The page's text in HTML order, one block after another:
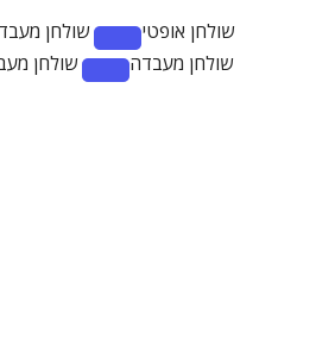
שולחן אופטי
Remove
term:
שולחן
שולחן מעבדה
Remove
שולחן